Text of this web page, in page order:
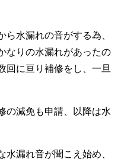
ら水漏れの音がする為、
なりの水漏れがあったの
回に亘り補修をし、一旦
の減免も申請、以降は水
漏れ音が聞こえ始め、